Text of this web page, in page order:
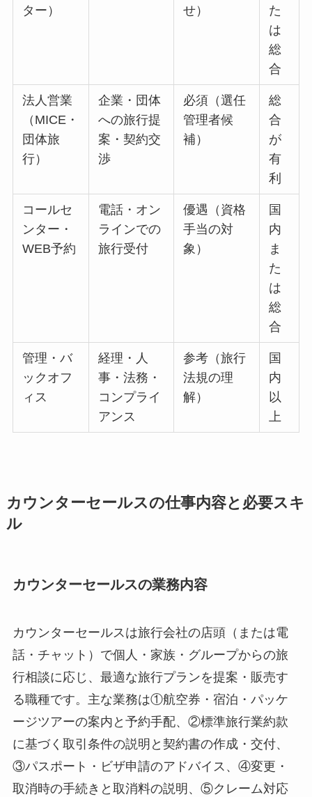
ター）
せ）
た
は
総
合
法人営業
（MICE・
団体旅
行）
企業・団体
への旅行提
案・契約交
渉
必須（選任
管理者候
補）
総
合
が
有
利
コールセ
ンター・
WEB予約
電話・オン
ラインでの
旅行受付
優遇（資格
手当の対
象）
国
内
ま
た
は
総
合
管理・バ
ックオフ
ィス
経理・人
事・法務・
コンプライ
アンス
参考（旅行
法規の理
解）
国
内
以
上
カウンターセールスの仕事内容と必要スキ
ル
カウンターセールスの業務内容
カウンターセールスは旅行会社の店頭（または電
話・チャット）で個人・家族・グループからの旅
行相談に応じ、最適な旅行プランを提案・販売す
る職種です。主な業務は①航空券・宿泊・パッケ
ージツアーの案内と予約手配、②標準旅行業約款
に基づく取引条件の説明と契約書の作成・交付、
③パスポート・ビザ申請のアドバイス、④変更・
取消時の手続きと取消料の説明、⑤クレーム対応